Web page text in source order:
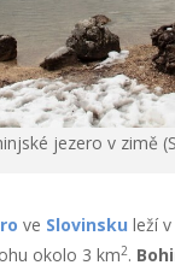
jezero v zimě
ve Slovinsku leží
okolo 3 km2.